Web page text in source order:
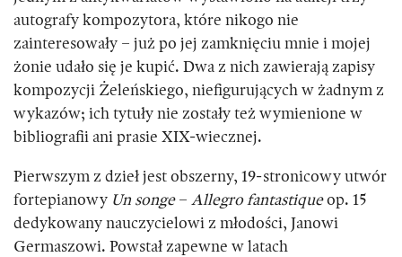
autografy kompozytora, które nikogo nie
zainteresowały – już po jej zamknięciu mnie i mojej
żonie udało się je kupić. Dwa z nich zawierają zapisy
kompozycji Żeleńskiego, niefigurujących w żadnym z
wykazów; ich tytuły nie zostały też wymienione w
bibliografii ani prasie XIX-wiecznej.
Pierwszym z dzieł jest obszerny, 19-stronicowy utwór
fortepianowy Un songe– Allegro fantastiqueop. 15
dedykowany nauczycielowi z młodości, Janowi
Germaszowi. Powstał zapewne w latach